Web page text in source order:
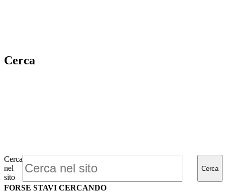
Cerca
Cerca
nel
sito
Cerca
FORSE STAVI CERCANDO